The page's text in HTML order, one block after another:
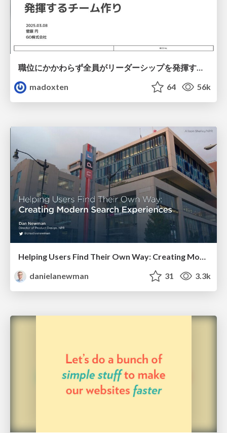
職位にかかわらず全員がリーダーシップを発揮するチーム作り / Building a team where everyone can demonstrate leadership regardless of position
madoxten
64 56k
Helping Users Find Their Own Way: Creating Modern Search Experiences
danielanewman
31 3.3k